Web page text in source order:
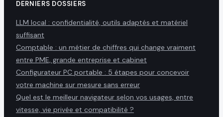
DERNIERS DOSSIERS
LLM local : confidentialité, outils adaptés et matériel
suffisant
Comptable : un métier de chiffres qui change vraiment
entre PME, grande entreprise et cabinet
Configurateur PC portable : 5 étapes pour concevoir
votre machine sur mesure sans erreur
Quel est le meilleur navigateur selon vos usages, entre
vitesse, vie privée et compatibilité ?